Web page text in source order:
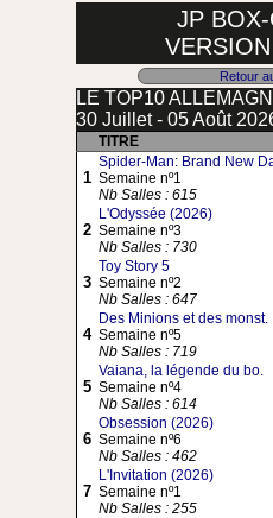
JP
Retour
LE TOP10
30 Juillet - 05 Août
TITRE
1
Spider-Man: Brand New
Semaine nº1
Nb Salles : 615
2
L'Odyssée (2026)
Semaine nº3
Nb Salles : 730
3
Toy Story 5
Semaine nº2
Nb Salles : 647
4
Des Minions et des monst.
Semaine nº5
Nb Salles : 719
5
Vaiana, la légende du bo.
Semaine nº4
Nb Salles : 614
6
Obsession (2026)
Semaine nº6
Nb Salles : 462
7
L'Invitation (2026)
Semaine nº1
Nb Salles : 255